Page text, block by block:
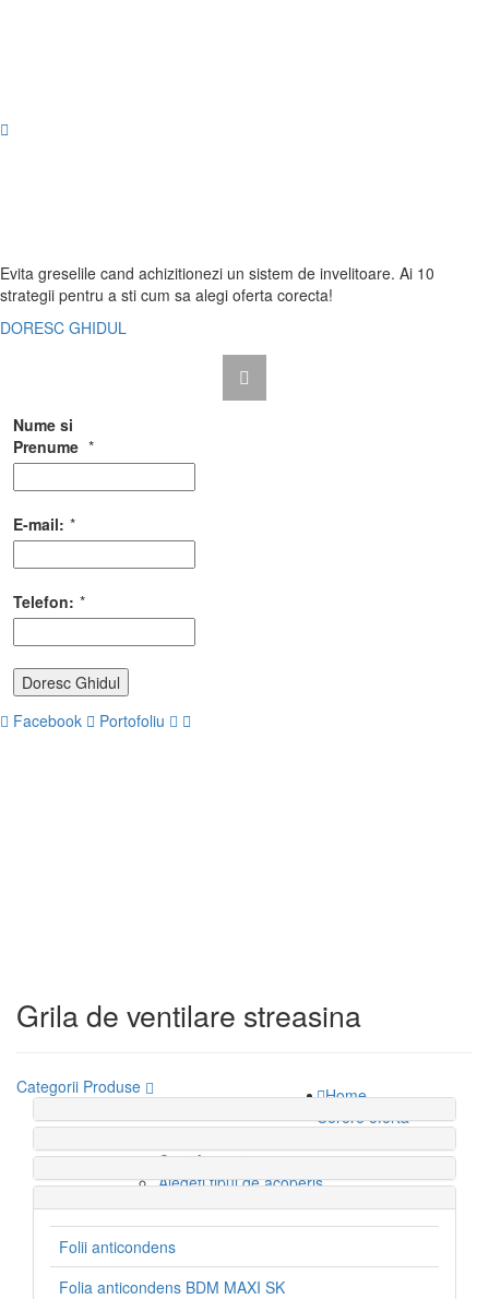
Evita greselile cand achizitionezi un sistem de invelitoare. Ai 10
strategii pentru a sti cum sa alegi oferta corecta!
DORESC GHIDUL
Nume si
Prenume *
E-mail: *
Telefon: *
Doresc Ghidul
Facebook
Portofoliu
Home
Cerere oferta
Cost Acoperis
Alegeti tipul de acoperis
Sipca metalica gard calculator
Companie
Despre noi
Servicii
Politica de retur
Grila de ventilare streasina
Categorii Produse
Folii anticondens
Folia anticondens BDM MAXI SK